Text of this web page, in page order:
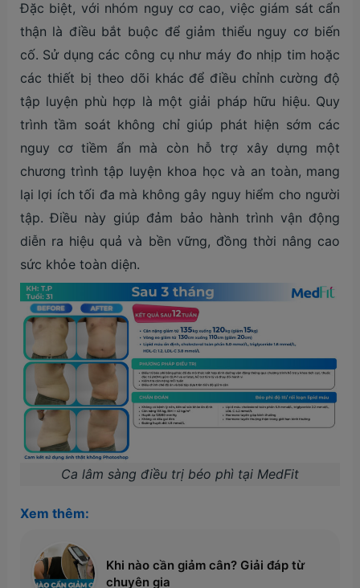
Đặc biệt, với nhóm nguy cơ cao, việc giám sát cẩn
thận là điều bắt buộc để giảm thiểu nguy cơ biến
cố. Sử dụng các công cụ như máy đo nhịp tim hoặc
các thiết bị theo dõi khác để điều chỉnh cường độ
tập luyện phù hợp là một giải pháp hữu hiệu. Quy
trình tầm soát không chỉ giúp phát hiện sớm các
nguy cơ tiềm ẩn mà còn hỗ trợ xây dựng một
chương trình tập luyện khoa học và an toàn, mang
lại lợi ích tối đa mà không gây nguy hiểm cho người
tập. Điều này giúp đảm bảo hành trình vận động
diễn ra hiệu quả và bền vững, đồng thời nâng cao
sức khỏe toàn diện.
Ca lâm sàng điều trị béo phì tại MedFit
Xem thêm:
Khi nào cần giảm cân? Giải đáp từ
chuyên gia